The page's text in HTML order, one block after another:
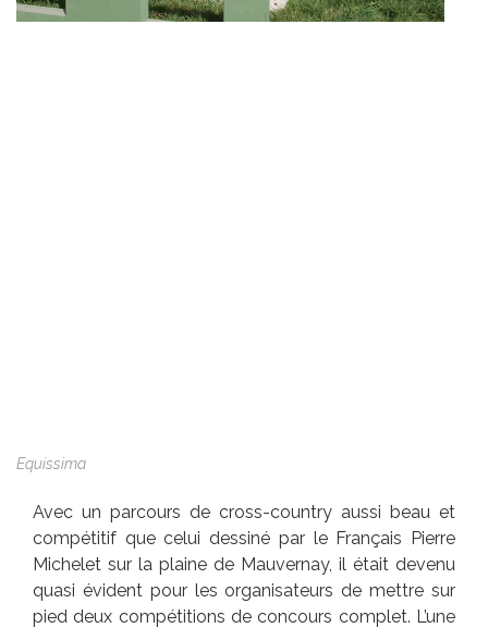
Equissima
Avec un parcours de cross-country aussi beau et
compétitif que celui dessiné par le Français Pierre
Michelet sur la plaine de Mauvernay, il était devenu
quasi évident pour les organisateurs de mettre sur
pied deux compétitions de concours complet. L’une